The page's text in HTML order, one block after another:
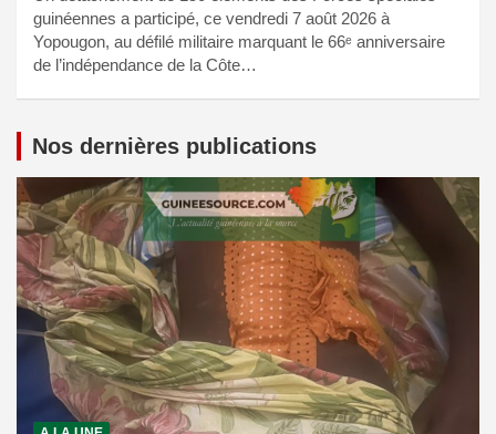
guinéennes a participé, ce vendredi 7 août 2026 à
Yopougon, au défilé militaire marquant le 66ᵉ anniversaire
de l’indépendance de la Côte…
Nos dernières publications